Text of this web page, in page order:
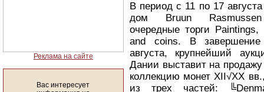
Реклама на сайте
Вас интересует
В период с 11 по 17
дом Bruun Rasmussen
очередные торги
and coins. В завершение
августа, крупнейший
Дании выставит на
коллекцию монет XII√XX
из трех частей: